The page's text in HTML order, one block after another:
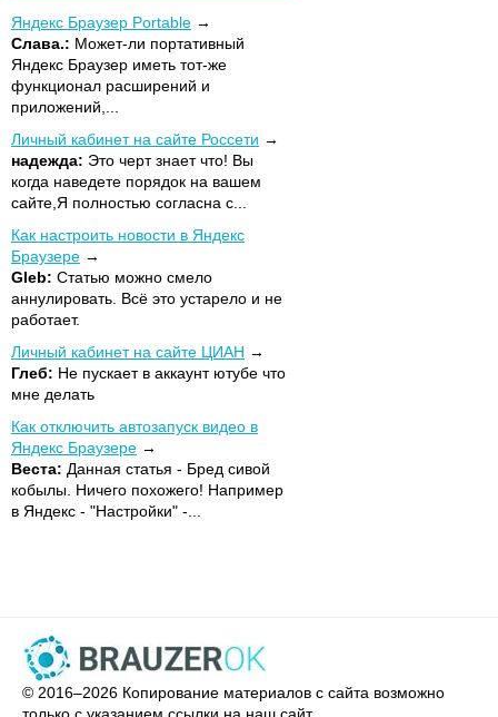
Яндекс Браузер Portable
Слава.: Может-ли портативный
Яндекс Браузер иметь тот-же
функционал расширений и
приложений,...
Личный кабинет на сайте Россети
надежда: Это черт знает что! Вы
когда наведете порядок на вашем
сайте,Я полностью согласна с...
Как настроить новости в Яндекс
Браузере
Gleb: Статью можно смело
аннулировать. Всё это устарело и не
работает.
Личный кабинет на сайте ЦИАН
Глеб: Не пускает в аккаунт ютубе что
мне делать
Как отключить автозапуск видео в
Яндекс Браузере
Веста: Данная статья - Бред сивой
кобылы. Ничего похожего! Например
в Яндекс - "Настройки" -...
© 2016–2026 Копирование материалов с сайта возможно